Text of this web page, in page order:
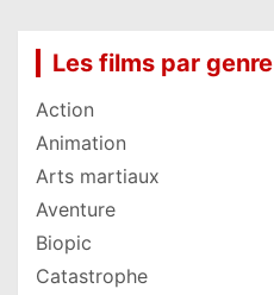
Les films par genre
Action
Animation
Arts martiaux
Aventure
Biopic
Catastrophe